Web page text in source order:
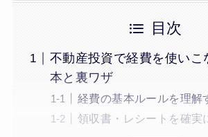
目次
不動産投資で経費を使いこ
本と裏ワザ
経費の基本ルールを理解
領収書・レシートを確実